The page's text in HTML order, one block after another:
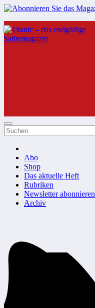
Zum
Inhalt
springen
Abo
Shop
Das aktuelle Heft
Rubriken
Newsletter abonnieren
Archiv